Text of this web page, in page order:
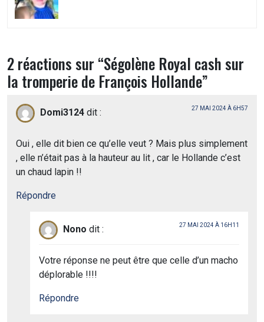
2 réactions sur “Ségolène Royal cash sur
la tromperie de François Hollande”
Domi3124 dit : 27 MAI 2024 À 6H57
Oui , elle dit bien ce qu’elle veut ? Mais plus simplement
, elle n’était pas à la hauteur au lit , car le Hollande c’est
un chaud lapin !!
Répondre
Nono dit : 27 MAI 2024 À 16H11
Votre réponse ne peut être que celle d’un macho
déplorable !!!!
Répondre